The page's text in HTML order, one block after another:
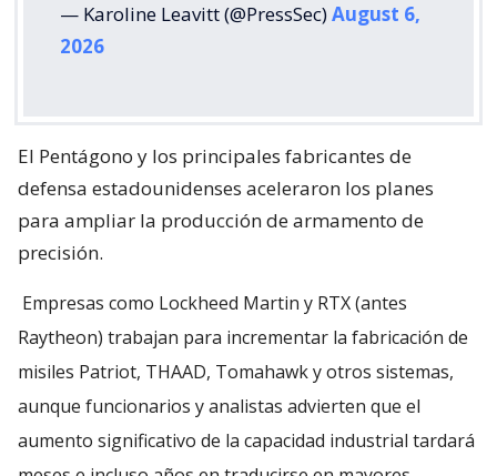
— Karoline Leavitt (@PressSec)August 6,
2026
El Pentágono y los principales fabricantes de
defensa estadounidenses aceleraron los planes
para ampliar la producción de armamento de
precisión.
Empresas como Lockheed Martin y RTX (antes
Raytheon) trabajan para incrementar la fabricación de
misiles Patriot, THAAD, Tomahawk y otros sistemas,
aunque funcionarios y analistas advierten que el
aumento significativo de la capacidad industrial tardará